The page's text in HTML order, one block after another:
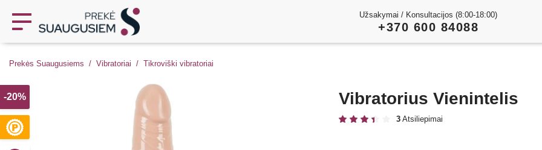
Užsakymai / Konsultacijos (8:00-18:00)
+370 600 84088
Prekės Suaugusiems Vibratoriai Tikroviški vibratoriai
-20% Vibratorius Vienintelis
3 Atsiliepimai